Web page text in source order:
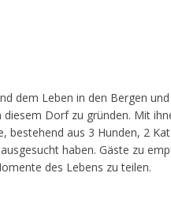
dem Leben in den Bergen
Dorf zu gründen. Mit
aus 3 Hunden, 2
haben. Gäste zu
des Lebens zu teilen.